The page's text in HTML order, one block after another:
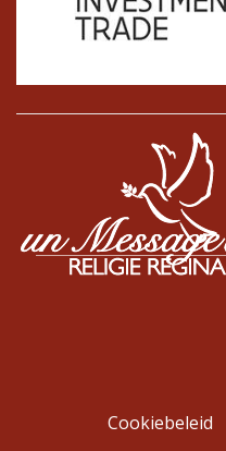
Cookiebeleid